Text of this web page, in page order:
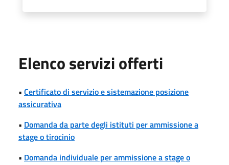
Elenco servizi offerti
• Certificato di servizio e sistemazione posizione
assicurativa
• Domanda da parte degli istituti per ammissione a
stage o tirocinio
• Domanda individuale per ammissione a stage o